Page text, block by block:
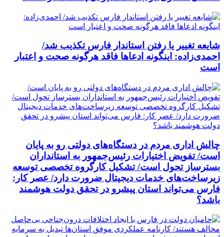
شایعه تغییر یا رفتن استاندار فارس تکذیب شد/
احمدی‌زاده: اینگونه ادعاها فاقد هرگونه صحت و اعتبار
است
چالش اداری مردم در دستگاه‌های دولتی رو به پایان
است/ تفویض اختیارات رئیس‌جمهور به استانداران
بسترساز تحول است/ تشکیل کارگروه تخصصی توسعه
زیرساخت‌های خدمات دیجیتال ضرورت دارد/ عصر کار:
فارس می‌تواند استان پیشرو در تحقق دولت هوشمند
باشد؟